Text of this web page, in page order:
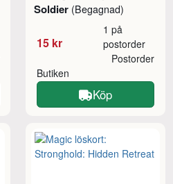
Soldier (Begagnad)
15 kr
1 på
postorder
Butiken
Postorder
Köp